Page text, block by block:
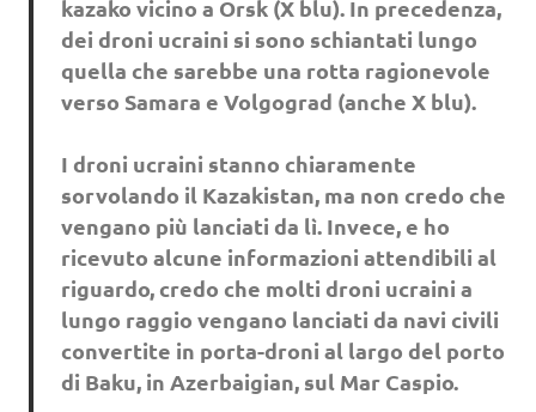
kazako vicino a Orsk (X blu). In precedenza,
dei droni ucraini si sono schiantati lungo
quella che sarebbe una rotta ragionevole
verso Samara e Volgograd (anche X blu).
I droni ucraini stanno chiaramente
sorvolando il Kazakistan, ma non credo che
vengano più lanciati da lì. Invece, e ho
ricevuto alcune informazioni attendibili al
riguardo, credo che molti droni ucraini a
lungo raggio vengano lanciati da navi civili
convertite in porta-droni al largo del porto
di Baku, in Azerbaigian, sul Mar Caspio.